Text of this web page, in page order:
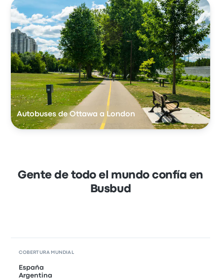
Autobuses de Ottawa a London
Gente de todo el mundo confía en
Busbud
COBERTURA MUNDIAL
España
Argentina